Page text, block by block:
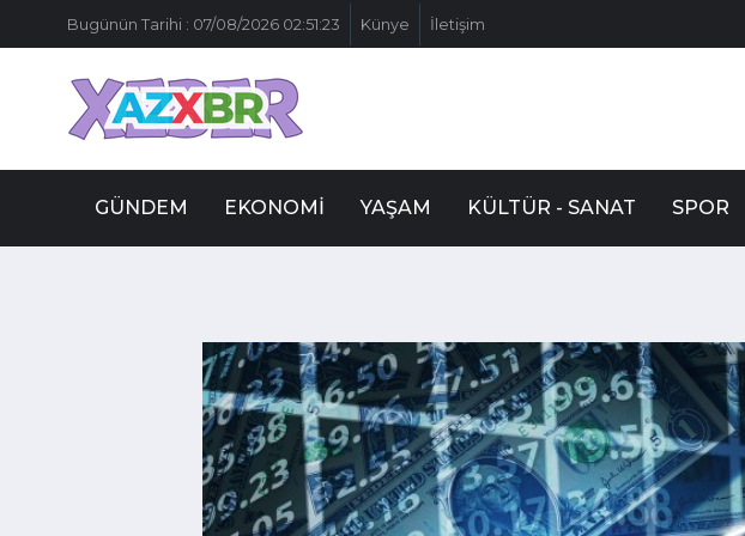
Bugünün Tarihi : 07/08/2026 02:51:23 Künye İletişim
GÜNDEM EKONOMI YAŞAM KÜLTÜR - SANAT SPOR